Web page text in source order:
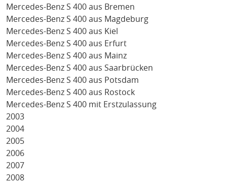
Mercedes-Benz S 400 aus Bremen
Mercedes-Benz S 400 aus Magdeburg
Mercedes-Benz S 400 aus Kiel
Mercedes-Benz S 400 aus Erfurt
Mercedes-Benz S 400 aus Mainz
Mercedes-Benz S 400 aus Saarbrücken
Mercedes-Benz S 400 aus Potsdam
Mercedes-Benz S 400 aus Rostock
Mercedes-Benz S 400 mit Erstzulassung
2003
2004
2005
2006
2007
2008